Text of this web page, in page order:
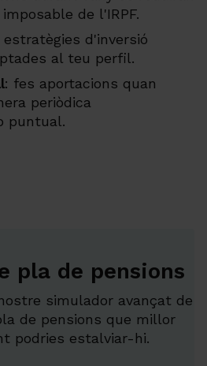
de l'IRPF.
estratègies d'inversió
al teu perfil.
: fes aportacions quan
periòdica
puntual.
pla de pensions
simulador avançat de
de pensions que millor
podries estalviar-hi.